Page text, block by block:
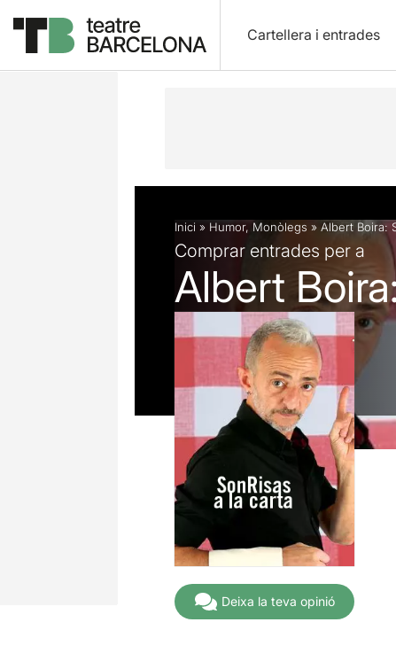
Cartellera i entrades
Descripció Fitxa artística Articles
Inici » Humor, Monòlegs » Albert Boira:
Comprar entrades per a
Albert
Deixa la teva opinió